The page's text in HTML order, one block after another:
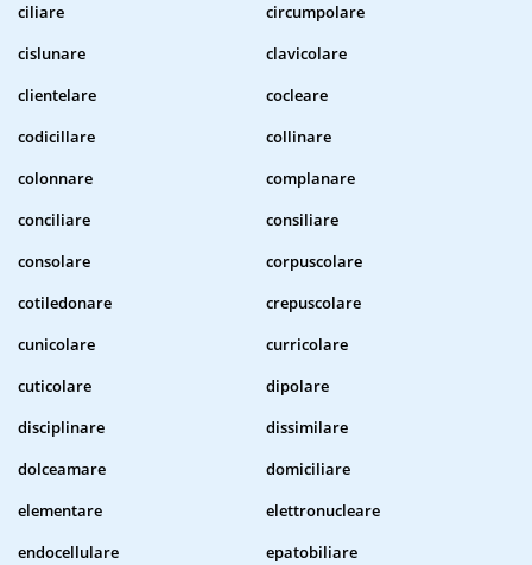
ciliare
circumpolare
cislunare
clavicolare
clientelare
cocleare
codicillare
collinare
colonnare
complanare
conciliare
consiliare
consolare
corpuscolare
cotiledonare
crepuscolare
cunicolare
curricolare
cuticolare
dipolare
disciplinare
dissimilare
dolceamare
domiciliare
elementare
elettronucleare
endocellulare
epatobiliare